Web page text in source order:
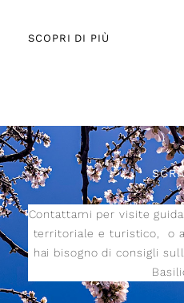
SCOPRI DI PIÙ
Contattami per visite
territoriale e turistico, o
hai bisogno di consigli